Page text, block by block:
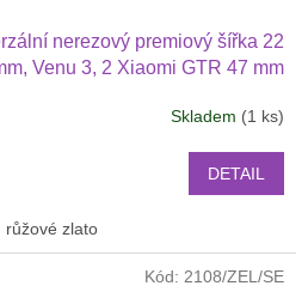
nerezový premiový šířka 22
Venu 3, 2 Xiaomi GTR 47 mm
Skladem (1 ks)
DETAIL
růžové zlato
Kód: 2108/ZEL/SE